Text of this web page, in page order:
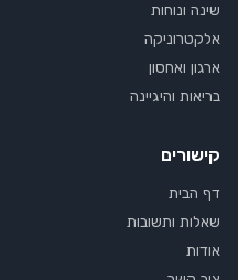
שינה ונוחות
אלקטרוניקה
ארגון ואחסון
בריאות והיגיינה
קישורים
דף הבית
שאלות ותשובות
אודות